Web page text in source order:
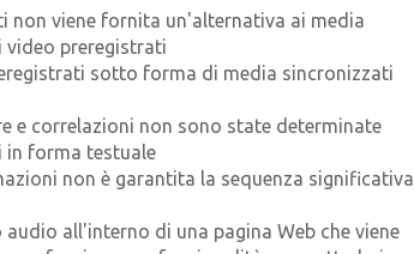
non viene fornita un'alternativa ai media
video preregistrati
sotto forma di media sincronizzati
e correlazioni non sono state determinate
in forma testuale
non è garantita la sequenza significativa
all'interno di una pagina Web che viene